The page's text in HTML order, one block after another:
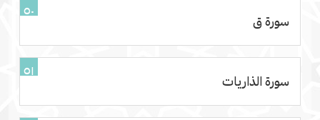
٥٠
سورة ق
٥١
سورة الذاريات